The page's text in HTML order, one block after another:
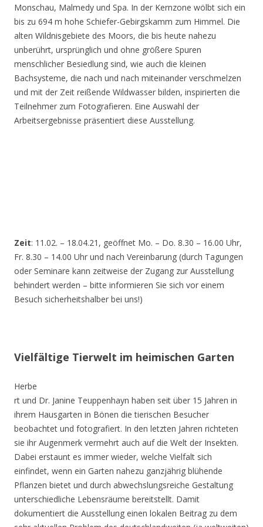
Monschau, Malmedy und Spa. In der Kernzone wölbt sich ein
bis zu 694 m hohe Schiefer-Gebirgskamm zum Himmel. Die
alten Wildnisgebiete des Moors, die bis heute nahezu
unberührt, ursprünglich und ohne größere Spuren
menschlicher Besiedlung sind, wie auch die kleinen
Bachsysteme, die nach und nach miteinander verschmelzen
und mit der Zeit reißende Wildwasser bilden, inspirierten die
Teilnehmer zum Fotografieren. Eine Auswahl der
Arbeitsergebnisse präsentiert diese Ausstellung.
Zeit: 11.02. – 18.04.21, geöffnet Mo. – Do. 8.30 – 16.00 Uhr,
Fr. 8.30 – 14.00 Uhr und nach Vereinbarung (durch Tagungen
oder Seminare kann zeitweise der Zugang zur Ausstellung
behindert werden – bitte informieren Sie sich vor einem
Besuch sicherheitshalber bei uns!)
Vielfältige Tierwelt im heimischen Garten
Herbe
rt und Dr. Janine Teuppenhayn haben seit über 15 Jahren in
ihrem Hausgarten in Bönen die tierischen Besucher
beobachtet und fotografiert. In den letzten Jahren richteten
sie ihr Augenmerk vermehrt auch auf die Welt der Insekten.
Dabei erstaunt es immer wieder, welche Vielfalt sich
einfindet, wenn ein Garten nahezu ganzjährig blühende
Pflanzen bietet und durch abwechslungsreiche Gestaltung
unterschiedliche Lebensräume bereitstellt. Damit
dokumentiert die Ausstellung einen lokalen Beitrag zu dem